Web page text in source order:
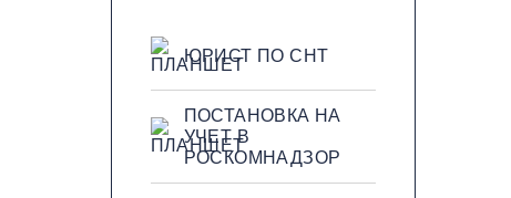
ЮРИСТ ПО СНТ
ПОСТАНОВКА НА
УЧЕТ В
РОСКОМНАДЗОР